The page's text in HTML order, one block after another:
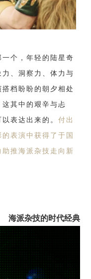
个，年轻的陆星奇
、洞察力、体力与
档盼盼的朝夕相处
这其中的艰辛与忐
以表达出来的。付出
的表演中获得了于国
推海派杂技走向新
海派杂技的时代经典